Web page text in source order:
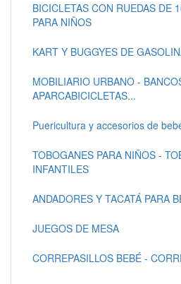
BICICLETAS CON RUEDAS DE
PARA NIÑOS
KART Y BUGGYES DE
MOBILIARIO URBANO -
APARCABICICLETAS...
Puericultura y accesorios de
TOBOGANES PARA NIÑOS -
INFANTILES
ANDADORES Y TACATÁ PARA
JUEGOS DE MESA
CORREPASILLOS BEBÉ -